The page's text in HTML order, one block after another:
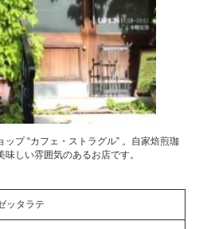
プ “カフェ・ストラグル” 。自家焙煎珈
しい雰囲気のあるお店です。
ッタラテ